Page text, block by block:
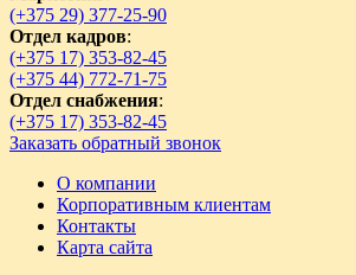
(+375 29) 377-25-90
Отдел кадров:
(+375 17) 353-82-45
(+375 44) 772-71-75
Отдел снабжения:
(+375 17) 353-82-45
Заказать обратный звонок
О компании
Корпоративным клиентам
Контакты
Карта сайта